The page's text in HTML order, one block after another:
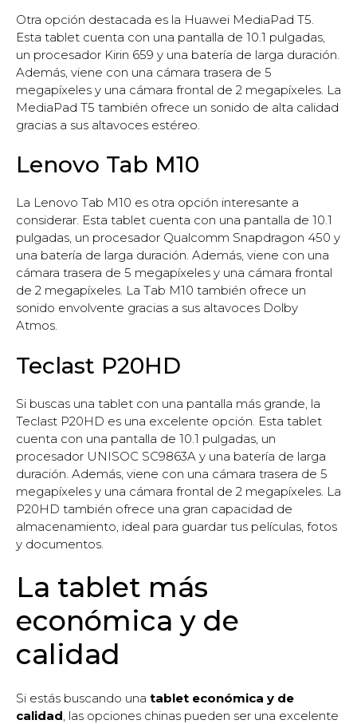
Otra opción destacada es la Huawei MediaPad T5.
Esta tablet cuenta con una pantalla de 10.1 pulgadas,
un procesador Kirin 659 y una batería de larga duración.
Además, viene con una cámara trasera de 5
megapíxeles y una cámara frontal de 2 megapíxeles. La
MediaPad T5 también ofrece un sonido de alta calidad
gracias a sus altavoces estéreo.
Lenovo Tab M10
La Lenovo Tab M10 es otra opción interesante a
considerar. Esta tablet cuenta con una pantalla de 10.1
pulgadas, un procesador Qualcomm Snapdragon 450 y
una batería de larga duración. Además, viene con una
cámara trasera de 5 megapíxeles y una cámara frontal
de 2 megapíxeles. La Tab M10 también ofrece un
sonido envolvente gracias a sus altavoces Dolby
Atmos.
Teclast P20HD
Si buscas una tablet con una pantalla más grande, la
Teclast P20HD es una excelente opción. Esta tablet
cuenta con una pantalla de 10.1 pulgadas, un
procesador UNISOC SC9863A y una batería de larga
duración. Además, viene con una cámara trasera de 5
megapíxeles y una cámara frontal de 2 megapíxeles. La
P20HD también ofrece una gran capacidad de
almacenamiento, ideal para guardar tus películas, fotos
y documentos.
La tablet más
económica y de
calidad
Si estás buscando una tablet económica y de
calidad , las opciones chinas pueden ser una excelente